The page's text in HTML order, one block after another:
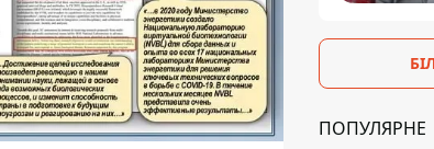
ПОПУЛЯРНЕ